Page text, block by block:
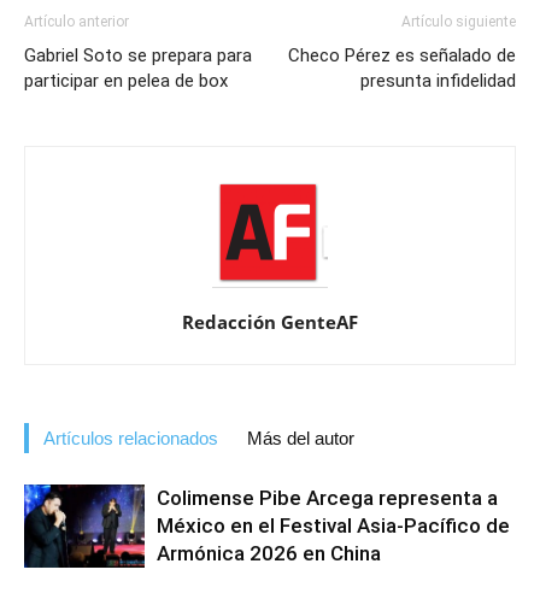
Artículo anterior
Gabriel Soto se prepara para
participar en pelea de box
Artículo siguiente
Checo Pérez es señalado de
presunta infidelidad
Redacción GenteAF
Artículos relacionados Más del autor
Colimense Pibe Arcega representa a
México en el Festival Asia-Pacífico de
Armónica 2026 en China